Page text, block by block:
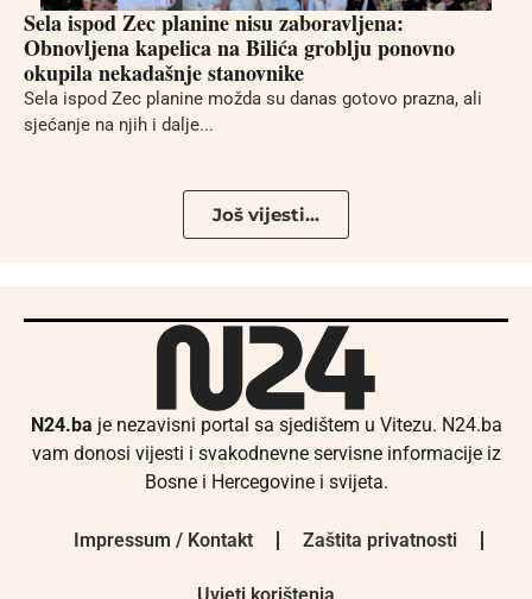
Sela ispod Zec planine nisu zaboravljena:
Obnovljena kapelica na Bilića groblju ponovno
okupila nekadašnje stanovnike
Sela ispod Zec planine možda su danas gotovo prazna, ali
sjećanje na njih i dalje...
Još vijesti...
N24.ba je nezavisni portal sa sjedištem u Vitezu. N24.ba
vam donosi vijesti i svakodnevne servisne informacije iz
Bosne i Hercegovine i svijeta.
Impressum / Kontakt Zaštita privatnosti